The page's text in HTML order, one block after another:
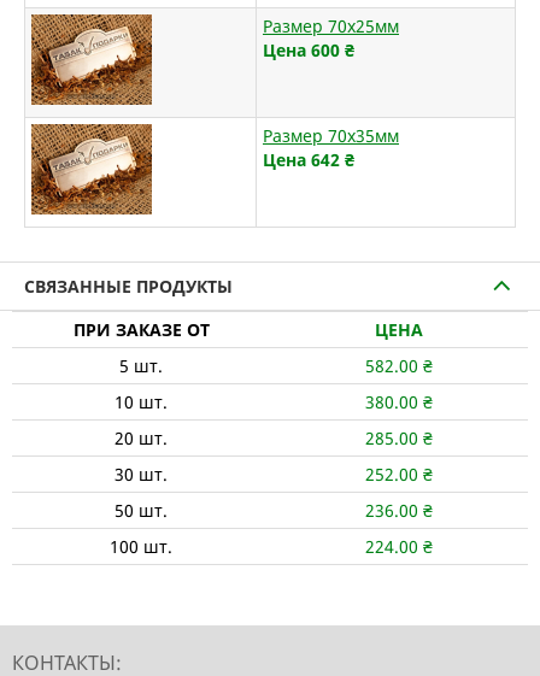
Размер 70х25мм
Цена 600 ₴
Размер 70х35мм
Цена 642 ₴
СВЯЗАННЫЕ ПРОДУКТЫ
ПРИ ЗАКАЗЕ ОТ
ЦЕНА
5 шт. 582.00 ₴
10 шт. 380.00 ₴
20 шт. 285.00 ₴
30 шт. 252.00 ₴
50 шт. 236.00 ₴
100 шт. 224.00 ₴
КОНТАКТЫ: